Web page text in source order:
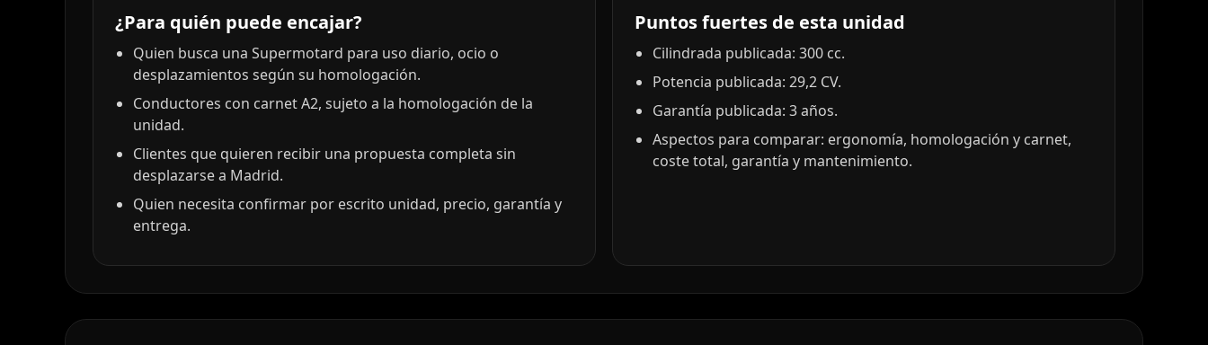
¿Para quién puede encajar?
Quien busca una Supermotard para uso diario, ocio o
desplazamientos según su homologación.
Conductores con carnet A2, sujeto a la homologación de la
unidad.
Clientes que quieren recibir una propuesta completa sin
desplazarse a Madrid.
Quien necesita confirmar por escrito unidad, precio, garantía y
entrega.
Puntos fuertes de esta unidad
Cilindrada publicada: 300 cc.
Potencia publicada: 29,2 CV.
Garantía publicada: 3 años.
Aspectos para comparar: ergonomía, homologación y carnet,
coste total, garantía y mantenimiento.